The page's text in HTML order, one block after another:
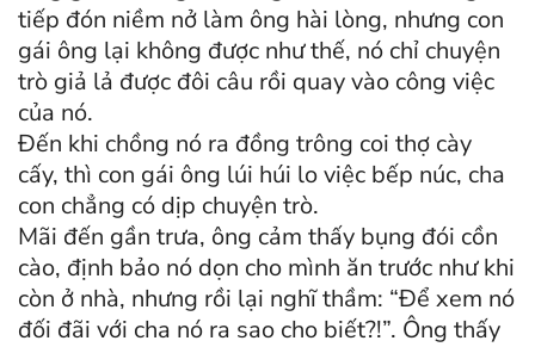
tiếp đón niềm nở làm ông hài lòng, nhưng con
gái ông lại không được như thế, nó chỉ chuyện
trò giả lả được đôi câu rồi quay vào công việc
của nó.
Đến khi chồng nó ra đồng trông coi thợ cày
cấy, thì con gái ông lúi húi lo việc bếp núc, cha
con chẳng có dịp chuyện trò.
Mãi đến gần trưa, ông cảm thấy bụng đói cồn
cào, định bảo nó dọn cho mình ăn trước như khi
còn ở nhà, nhưng rồi lại nghĩ thầm: “Để xem nó
đối đãi với cha nó ra sao cho biết?!”. Ông thấy